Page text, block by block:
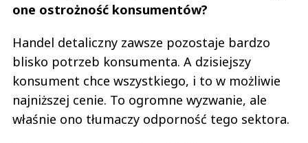
one ostrożność konsumentów?
Handel detaliczny zawsze pozostaje bardzo
blisko potrzeb konsumenta. A dzisiejszy
konsument chce wszystkiego, i to w możliwie
najniższej cenie. To ogromne wyzwanie, ale
właśnie ono tłumaczy odporność tego sektora.